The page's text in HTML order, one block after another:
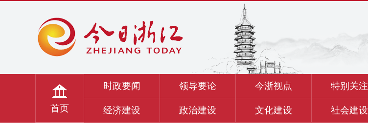
首页
时政要闻 领导要论 今浙视点 特别关注
经济建设 政治建设 文化建设 社会建设